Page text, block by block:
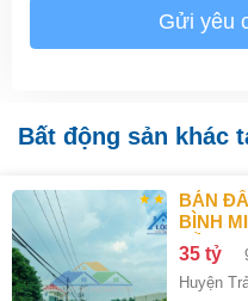
Gửi yêu
Bất động sản khác
BÁN ĐẤT TẠI VÕ NGUYÊN GIÁP, XÃ
BÌNH
ĐỒNG
35 tỷ
Huyện